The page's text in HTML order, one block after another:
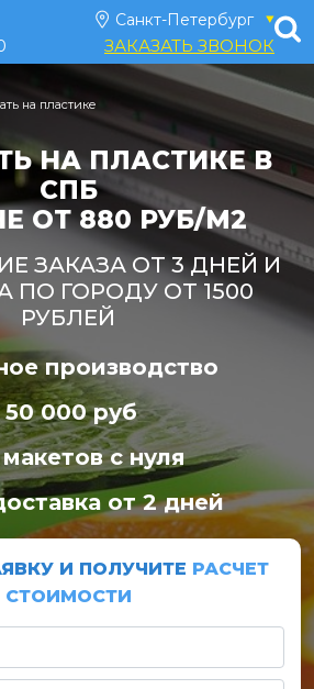
ЗАКАЗАТЬ ЗВОНОК
на пластике
НА ПЛАСТИКЕ В
СПБ
ОТ 880 РУБ/М2
ЗАКАЗА ОТ 3 ДНЕЙ И
ПО ГОРОДУ ОТ 1500
РУБЛЕЙ
производство
50 000 руб
с нуля
от 2 дней
И ПОЛУЧИТЕ РАСЧЕТ
СТОИМОСТИ